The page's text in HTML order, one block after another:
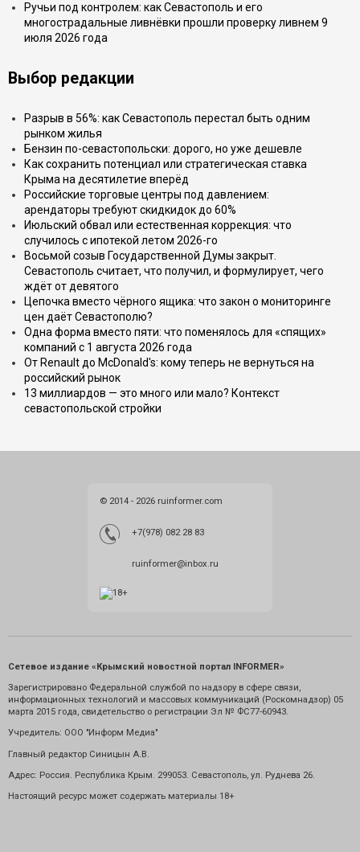
Ручьи под контролем: как Севастополь и его
многострадальные ливнёвки прошли проверку ливнем 9
июля 2026 года
Выбор редакции
Разрыв в 56%: как Севастополь перестал быть одним
рынком жилья
Бензин по-севастопольски: дорого, но уже дешевле
Как сохранить потенциал или стратегическая ставка
Крыма на десятилетие вперёд
Российские торговые центры под давлением:
арендаторы требуют скидкидок до 60%
Июльский обвал или естественная коррекция: что
случилось с ипотекой летом 2026-го
Восьмой созыв Государственной Думы закрыт.
Севастополь считает, что получил, и формулирует, чего
ждёт от девятого
Цепочка вместо чёрного ящика: что закон о мониторинге
цен даёт Севастополю?
Одна форма вместо пяти: что поменялось для «спящих»
компаний с 1 августа 2026 года
От Renault до McDonald's: кому теперь не вернуться на
российский рынок
13 миллиардов — это много или мало? Контекст
севастопольской стройки
© 2014 - 2026 ruinformer.com
+7(978) 082 28 83
ruinformer@inbox.ru
Сетевое издание «Крымский новостной портал INFORMER»
Зарегистрировано Федеральной службой по надзору в сфере связи,
информационных технологий и массовых коммуникаций (Роскомнадзор) 05
марта 2015 года, свидетельство о регистрации Эл № ФС77-60943.
Учредитель: ООО "Информ Медиа"
Главный редактор Синицын А.В.
Адрес: Россия. Республика Крым. 299053. Севастополь, ул. Руднева 26.
Настоящий ресурс может содержать материалы 18+